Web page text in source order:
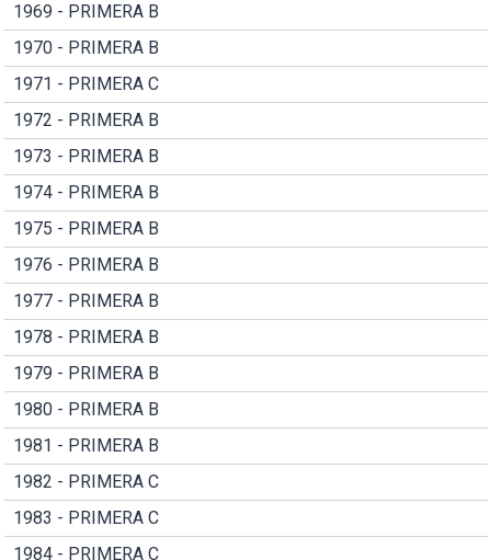
1969 - PRIMERA B
1970 - PRIMERA B
1971 - PRIMERA C
1972 - PRIMERA B
1973 - PRIMERA B
1974 - PRIMERA B
1975 - PRIMERA B
1976 - PRIMERA B
1977 - PRIMERA B
1978 - PRIMERA B
1979 - PRIMERA B
1980 - PRIMERA B
1981 - PRIMERA B
1982 - PRIMERA C
1983 - PRIMERA C
1984 - PRIMERA C